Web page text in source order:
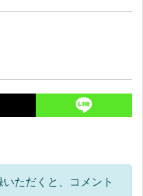
ただくと、コメント